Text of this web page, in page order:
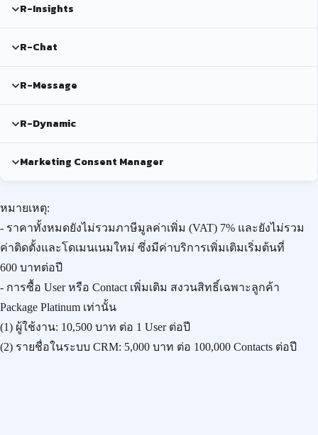
R-Insights
R-Chat
R-Message
R-Dynamic
Marketing Consent Manager
หมายเหตุ:
- ราคาทั้งหมดยังไม่รวมภาษีมูลค่าเพิ่ม (VAT) 7% และยังไม่รวม
ค่าติดตั้งและโดเมนเนมใหม่ ซึ่งมีค่าบริการเพิ่มเติมเริ่มต้นที่
600 บาทต่อปี
- การซื้อ User หรือ Contact เพิ่มเติม สงวนสิทธิ์เฉพาะลูกค้า
Package Platinum เท่านั้น
(1) ผู้ใช้งาน: 10,500 บาท ต่อ 1 User ต่อปี
(2) รายชื่อในระบบ CRM: 5,000 บาท ต่อ 100,000 Contacts ต่อปี